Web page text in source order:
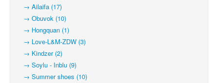
→ Ailaifa (17)
→ Obuvok (10)
→ Hongquan (1)
→ Love-L&M-ZDW (3)
→ Kindzer (2)
→ Soylu - Inblu (9)
→ Summer shoes (10)